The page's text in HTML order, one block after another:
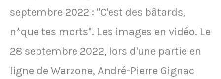
2026
septembre 2022 : "C'est des bâtards,
n*que tes morts". Les images en vidéo. Le
28 septembre 2022, lors d'une partie en
ligne de Warzone, André-Pierre Gignac